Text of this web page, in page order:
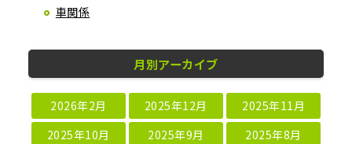
車関係
月別アーカイブ
2026年2月 2025年12月
2025年11月
2025年10月
2025年9月
2025年8月